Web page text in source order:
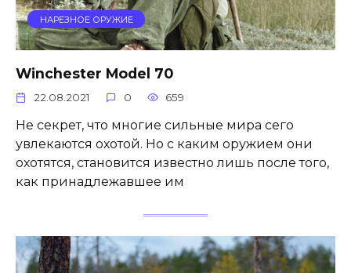
НАРЕЗНОЕ ОРУЖИЕ
Winchester Model 70
22.08.2021 0 659
Не секрет, что многие сильные мира сего
увлекаются охотой. Но с каким оружием они
охотятся, становится известно лишь после того,
как принадлежавшее им